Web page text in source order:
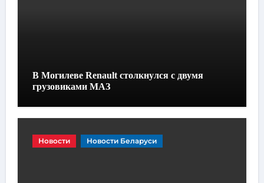
В Могилеве Renault столкнулся с двумя
грузовиками МАЗ
Новости Новости Беларуси